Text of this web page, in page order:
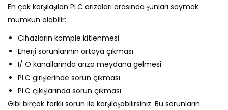
En çok karşılaşılan PLC arızaları arasında şunları saymak
mümkün olabilir:
Cihazların komple kitlenmesi
Enerji sorunlarının ortaya çıkması
I/ O kanallarında arıza meydana gelmesi
PLC girişlerinde sorun çıkması
PLC çıkışlarında sorun çıkması
Gibi birçok farklı sorun ile karşılaşabilirsiniz. Bu sorunların